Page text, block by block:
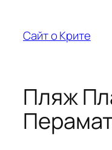
содержимому
Сайт о Крите
Пляж